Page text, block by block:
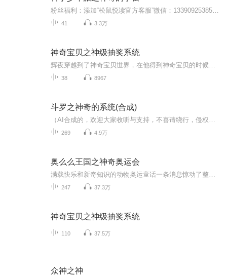
41 3.3万
神奇宝贝之神级抽奖系统
38 8967
斗罗之神奇的系统(合成)
269 4.9万
奥么么王国之神奇奥运会
247 37.3万
神奇宝贝之神级抽奖系统
110 37.5万
众神之神